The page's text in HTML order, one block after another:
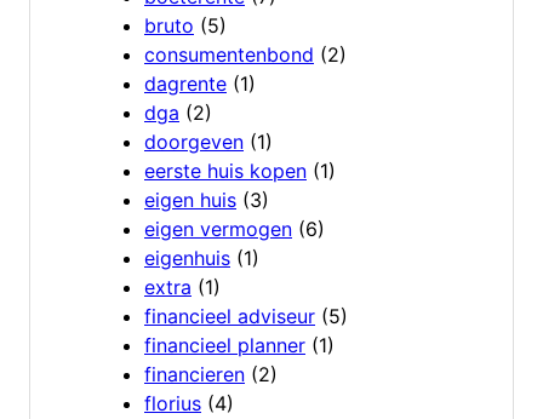
bruto (5)
consumentenbond (2)
dagrente (1)
dga (2)
doorgeven (1)
eerste huis kopen (1)
eigen huis (3)
eigen vermogen (6)
eigenhuis (1)
extra (1)
financieel adviseur (5)
financieel planner (1)
financieren (2)
florius (4)